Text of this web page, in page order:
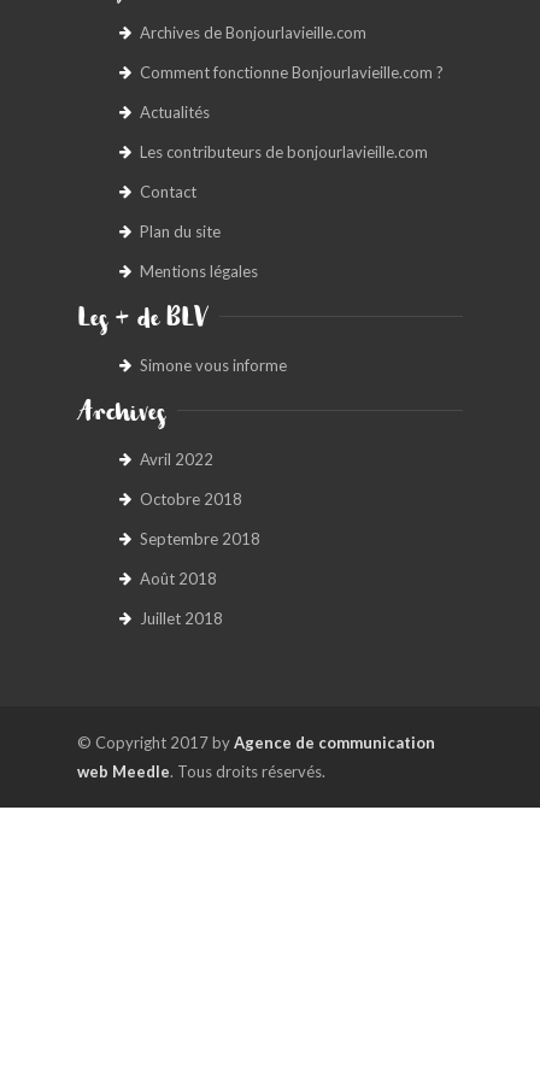
Archives de Bonjourlavieille.com
Comment fonctionne Bonjourlavieille.com ?
Actualités
Les contributeurs de bonjourlavieille.com
Contact
Plan du site
Mentions légales
Les + de BLV
Simone vous informe
Archives
Avril 2022
Octobre 2018
Septembre 2018
Août 2018
Juillet 2018
© Copyright 2017 byAgence de communication
web Meedle. Tous droits réservés.